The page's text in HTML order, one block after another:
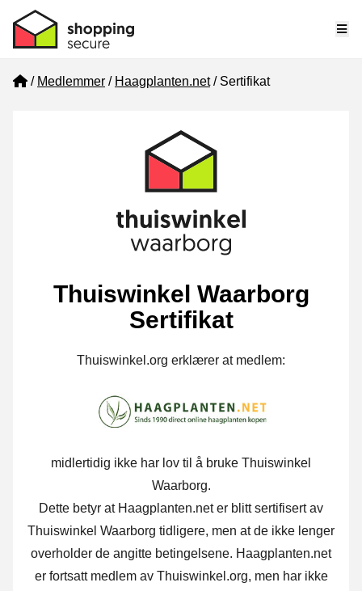
Home
Medlemmer Haagplanten.net Sertifikat
Thuiswinkel Waarborg
Sertifikat
Thuiswinkel.org erklærer at medlem:
midlertidig ikke har lov til å bruke Thuiswinkel
Waarborg.
Dette betyr at Haagplanten.net er blitt sertifisert av
Thuiswinkel Waarborg tidligere, men at de ikke lenger
overholder de angitte betingelsene. Haagplanten.net
er fortsatt medlem av Thuiswinkel.org, men har ikke